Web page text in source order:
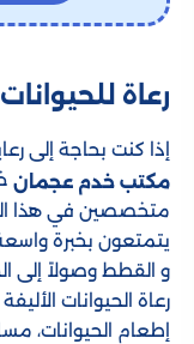
رعاة
إذا كنت بحاجة إلى
مكتب خدم عجمان
متخصصين في هذا
يتمتعون بخبرة
و القطط وصولاً إلى
رعاة الحيوانات
إطعام الحيوانات،